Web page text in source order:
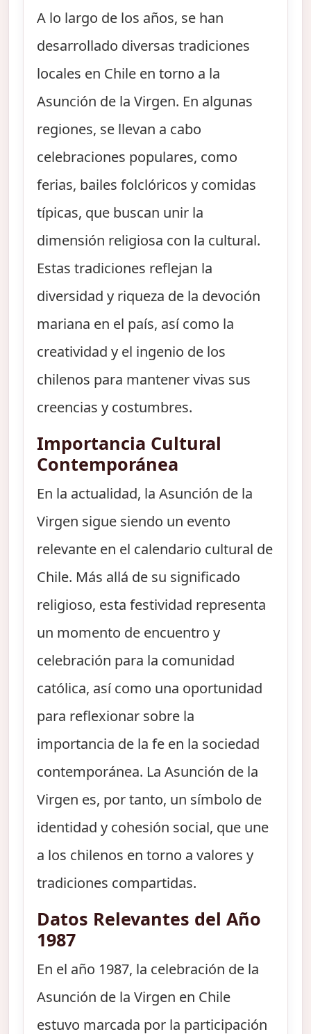
A lo largo de los años, se han
desarrollado diversas tradiciones
locales en Chile en torno a la
Asunción de la Virgen. En algunas
regiones, se llevan a cabo
celebraciones populares, como
ferias, bailes folclóricos y comidas
típicas, que buscan unir la
dimensión religiosa con la cultural.
Estas tradiciones reflejan la
diversidad y riqueza de la devoción
mariana en el país, así como la
creatividad y el ingenio de los
chilenos para mantener vivas sus
creencias y costumbres.
Importancia Cultural
Contemporánea
En la actualidad, la Asunción de la
Virgen sigue siendo un evento
relevante en el calendario cultural de
Chile. Más allá de su significado
religioso, esta festividad representa
un momento de encuentro y
celebración para la comunidad
católica, así como una oportunidad
para reflexionar sobre la
importancia de la fe en la sociedad
contemporánea. La Asunción de la
Virgen es, por tanto, un símbolo de
identidad y cohesión social, que une
a los chilenos en torno a valores y
tradiciones compartidas.
Datos Relevantes del Año
1987
En el año 1987, la celebración de la
Asunción de la Virgen en Chile
estuvo marcada por la participación